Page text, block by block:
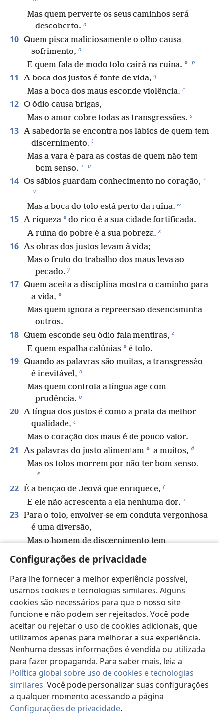
Configurações de privacidade
Para lhe fornecer a melhor experiência possível,
usamos cookies e tecnologias similares. Alguns
cookies são necessários para que o nosso site
funcione e não podem ser rejeitados. Você pode
aceitar ou rejeitar o uso de cookies adicionais, que
utilizamos apenas para melhorar a sua experiência.
Nenhuma dessas informações é vendida ou utilizada
para fazer propaganda. Para saber mais, leia a
Política global sobre uso de cookies e tecnologias
similares. Você pode personalizar suas configurações
a qualquer momento acessando a página
Configurações de privacidade.
Mas quem perverte os seus caminhos será
descoberto. n
10 Quem pisca maliciosamente o olho causa
sofrimento, o
E quem fala de modo tolo cairá na ruína. * p
11 A boca dos justos é fonte de vida, q
Mas a boca dos maus esconde violência. r
12 O ódio causa brigas,
Mas o amor cobre todas as transgressões. s
13 A sabedoria se encontra nos lábios de quem tem
discernimento, t
Mas a vara é para as costas de quem não tem
bom senso. * u
14 Os sábios guardam conhecimento no coração, *
v
Mas a boca do tolo está perto da ruína. w
15 A riqueza * do rico é a sua cidade fortificada.
A ruína do pobre é a sua pobreza. x
16 As obras dos justos levam à vida;
Mas o fruto do trabalho dos maus leva ao
pecado. y
17 Quem aceita a disciplina mostra o caminho para
a vida, *
Mas quem ignora a repreensão desencaminha
outros.
18 Quem esconde seu ódio fala mentiras, z
E quem espalha calúnias * é tolo.
19 Quando as palavras são muitas, a transgressão
é inevitável, a
Mas quem controla a língua age com
prudência. b
20 A língua dos justos é como a prata da melhor
qualidade, c
Mas o coração dos maus é de pouco valor.
21 As palavras do justo alimentam * a muitos, d
Mas os tolos morrem por não ter bom senso.
e
22 É a bênção de Jeová que enriquece, f
E ele não acrescenta a ela nenhuma dor. *
23 Para o tolo, envolver-se em conduta vergonhosa
é uma diversão,
Mas o homem de discernimento tem
24
Aquilo que os maus temem virá sobre eles,
Mas o desejo dos justos lhes será concedido.
h
25 Quando a tempestade passar, os maus deixarão
de existir; i
Mas o justo é como um alicerce que dura para
sempre. j
26 Como vinagre nos dentes e fumaça nos olhos,
Assim é o preguiçoso para quem o envia.
27 O temor de Jeová prolonga a vida,
Mas os anos dos maus serão abreviados.
28 A expectativa * dos justos traz alegria,